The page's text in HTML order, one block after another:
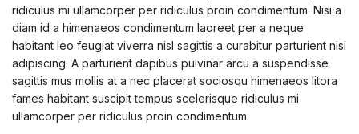
ridiculus mi ullamcorper per ridiculus proin condimentum. Nisi a
diam id a himenaeos condimentum laoreet per a neque
habitant leo feugiat viverra nisl sagittis a curabitur parturient nisi
adipiscing. A parturient dapibus pulvinar arcu a suspendisse
sagittis mus mollis at a nec placerat sociosqu himenaeos litora
fames habitant suscipit tempus scelerisque ridiculus mi
ullamcorper per ridiculus proin condimentum.